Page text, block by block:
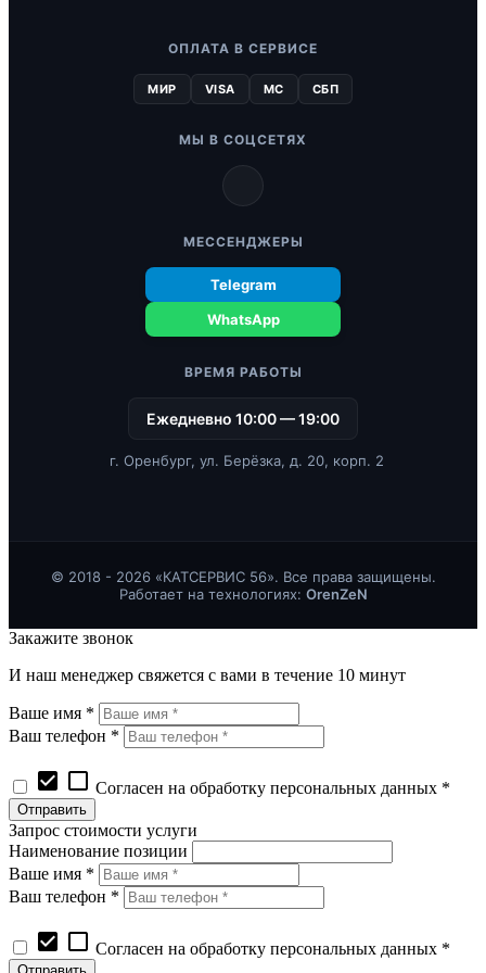
ОПЛАТА В СЕРВИСЕ
МИР VISA MC СБП
МЫ В СОЦСЕТЯХ
МЕССЕНДЖЕРЫ
Telegram
WhatsApp
ВРЕМЯ РАБОТЫ
Ежедневно 10:00 — 19:00
г. Оренбург, ул. Берёзка, д. 20, корп. 2
© 2018 - 2026 «КАТСЕРВИС 56». Все права защищены.
Работает на технологиях: OrenZeN
Закажите звонок
И наш менеджер свяжется с вами в течение 10 минут
Ваше имя *
Ваш телефон *
check_box check_box_outline_blank Согласен на обработку персональных данных *
Запрос стоимости услуги
Наименование позиции
Ваше имя *
Ваш телефон *
check_box check_box_outline_blank Согласен на обработку персональных данных *